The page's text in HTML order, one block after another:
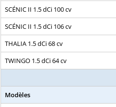
SCÉNIC II 1.5 dCi 100 cv
SCÉNIC II 1.5 dCi 106 cv
THALIA 1.5 dCi 68 cv
TWINGO 1.5 dCi 64 cv
Modèles